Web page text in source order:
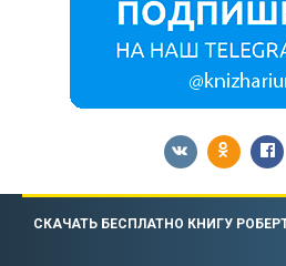
СКАЧАТЬ БЕСПЛАТНО КНИГУ